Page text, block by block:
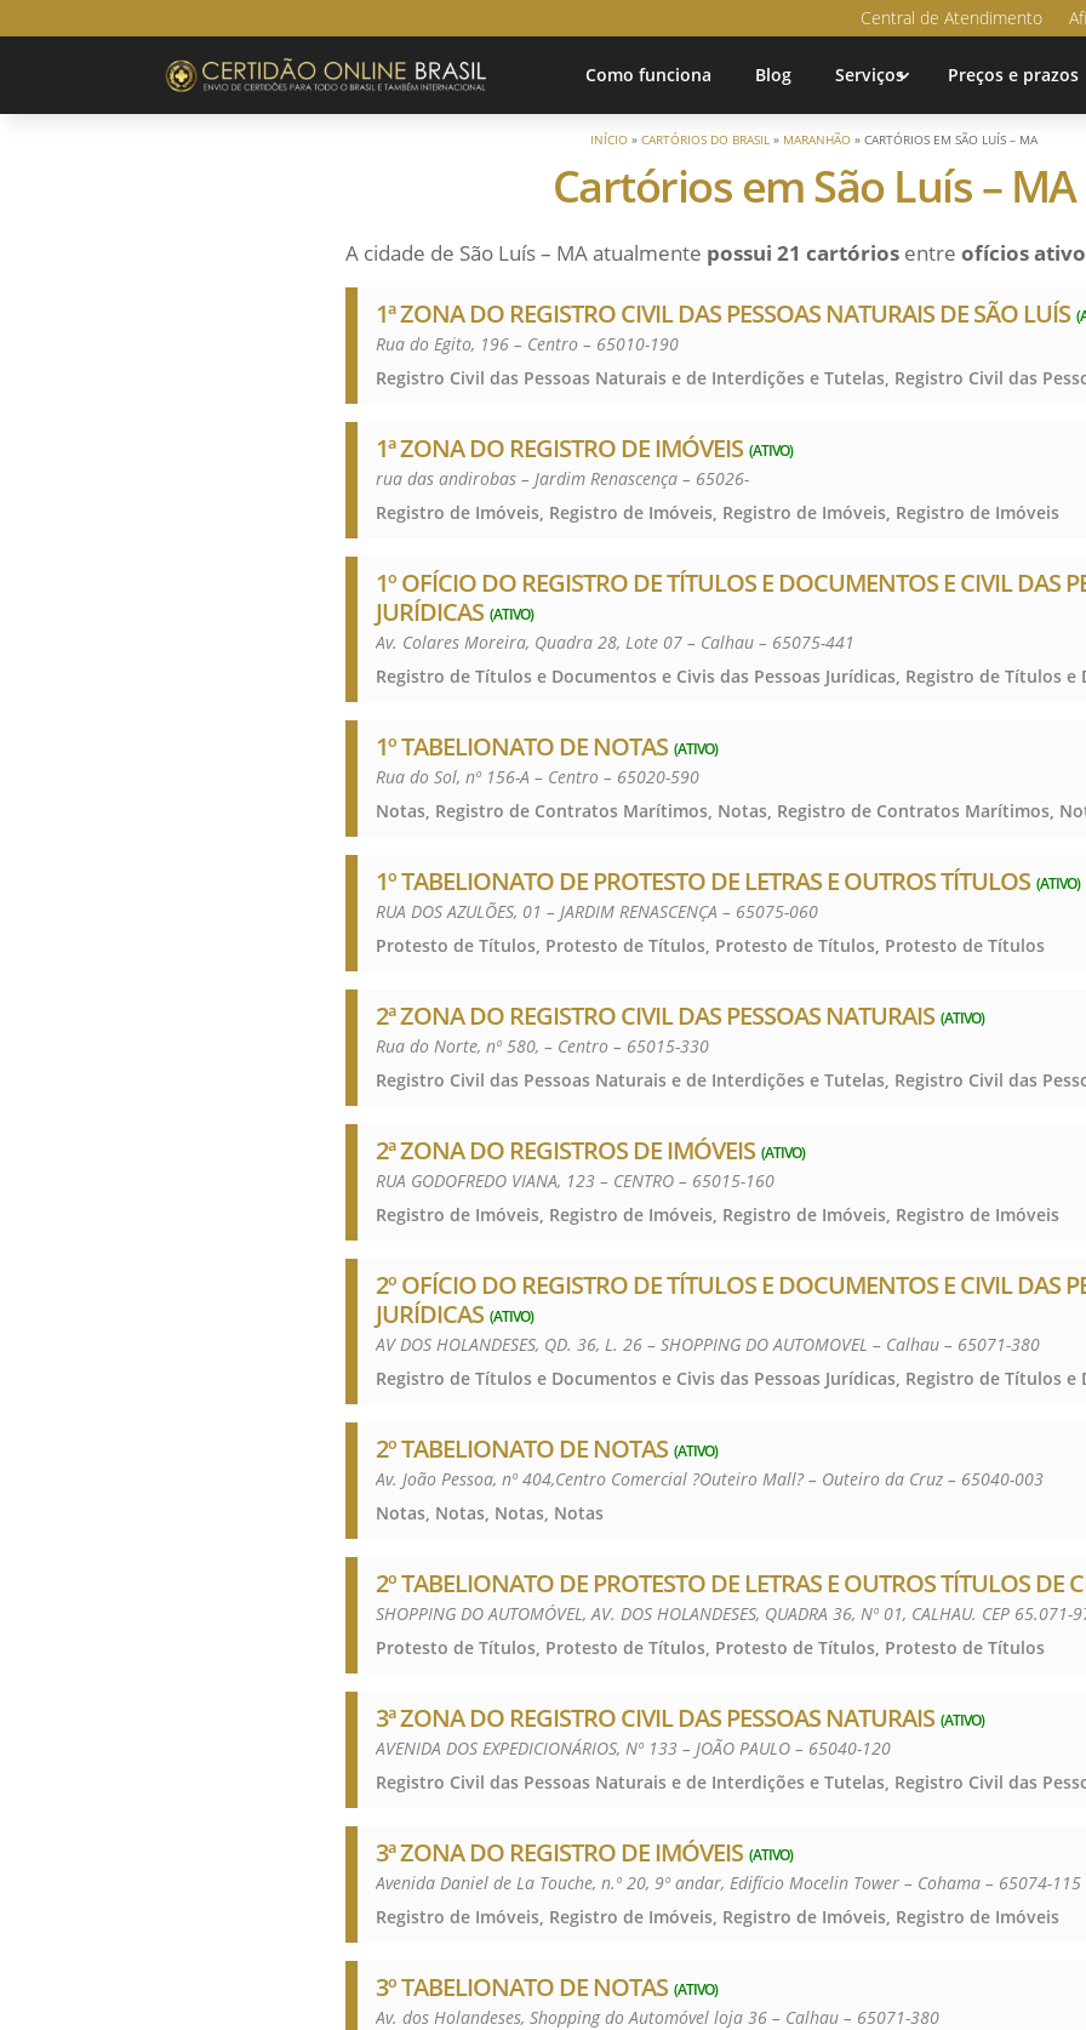
Central de Atendimento
Como funciona Blog Serviços Preços e prazos
INÍCIO »CARTÓRIOS DO BRASIL » MARANHÃO »CARTÓRIOS EM SÃO LUÍS – MA
Cartórios em São Luís – MA
A cidade de São Luís – MA atualmente possui 21 cartóriosentre ofícios
1ª ZONA DO REGISTRO CIVIL DAS PESSOAS NATURAIS DE SÃO LUÍS
Rua do Egito, 196 – Centro – 65010-190
1ª ZONA DO REGISTRO DE IMÓVEIS (ATIVO)
rua das andirobas – Jardim Renascença – 65026-
Registro de Imóveis, Registro de Imóveis, Registro de Imóveis, Registro de Imóveis
1º OFÍCIO DO REGISTRO DE TÍTULOS E DOCUMENTOS E CIVIL DAS
JURÍDICAS (ATIVO)
Av. Colares Moreira, Quadra 28, Lote 07 – Calhau – 65075-441
1º TABELIONATO DE NOTAS (ATIVO)
Rua do Sol, nº 156-A – Centro – 65020-590
1º TABELIONATO DE PROTESTO DE LETRAS E OUTROS TÍTULOS (ATIVO)
RUA DOS AZULÕES, 01 – JARDIM RENASCENÇA – 65075-060
Protesto de Títulos, Protesto de Títulos, Protesto de Títulos, Protesto de Títulos
2ª ZONA DO REGISTRO CIVIL DAS PESSOAS NATURAIS (ATIVO)
Rua do Norte, nº 580, – Centro – 65015-330
2ª ZONA DO REGISTROS DE IMÓVEIS (ATIVO)
RUA GODOFREDO VIANA, 123 – CENTRO – 65015-160
Registro de Imóveis, Registro de Imóveis, Registro de Imóveis, Registro de Imóveis
2º OFÍCIO DO REGISTRO DE TÍTULOS E DOCUMENTOS E CIVIL DAS
JURÍDICAS (ATIVO)
AV DOS HOLANDESES, QD. 36, L. 26 – SHOPPING DO AUTOMOVEL – Calhau – 65071-380
2º TABELIONATO DE NOTAS (ATIVO)
Av. João Pessoa, nº 404,Centro Comercial ?Outeiro Mall? – Outeiro da Cruz – 65040-003
Notas, Notas, Notas, Notas
2º TABELIONATO DE PROTESTO DE LETRAS E OUTROS TÍTULOS DE
Protesto de Títulos, Protesto de Títulos, Protesto de Títulos, Protesto de Títulos
3ª ZONA DO REGISTRO CIVIL DAS PESSOAS NATURAIS (ATIVO)
AVENIDA DOS EXPEDICIONÁRIOS, Nº 133 – JOÃO PAULO – 65040-120
3ª ZONA DO REGISTRO DE IMÓVEIS (ATIVO)
Avenida Daniel de La Touche, n.º 20, 9º andar, Edifício Mocelin Tower – Cohama – 65074-115
Registro de Imóveis, Registro de Imóveis, Registro de Imóveis, Registro de Imóveis
3º TABELIONATO DE NOTAS (ATIVO)
Av. dos Holandeses, Shopping do Automóvel loja 36 – Calhau – 65071-380